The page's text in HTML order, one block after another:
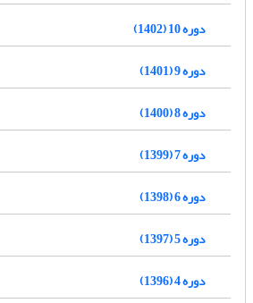
دوره 10 (1402)
دوره 9 (1401)
دوره 8 (1400)
دوره 7 (1399)
دوره 6 (1398)
دوره 5 (1397)
دوره 4 (1396)